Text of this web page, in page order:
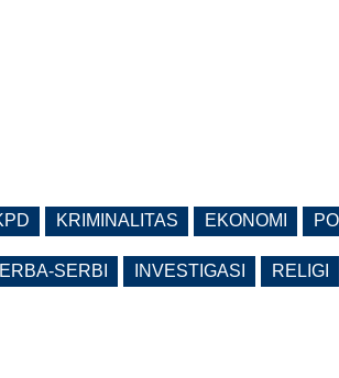
KRIMINALITAS EKONOMI
SERBI INVESTIGASI RELIGI